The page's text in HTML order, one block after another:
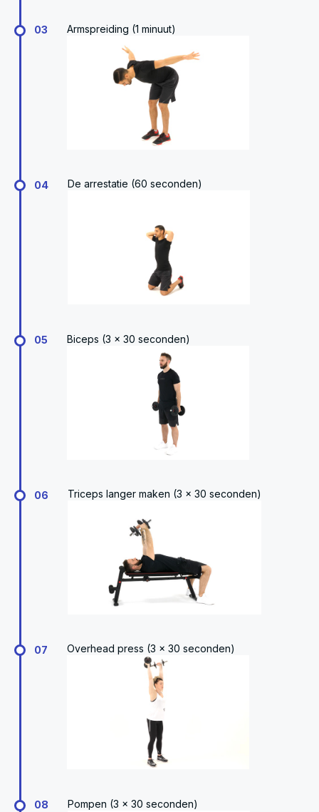
03 Armspreiding (1 minuut)
04 De arrestatie (60 seconden)
05 Biceps (3 x 30 seconden)
06 Triceps langer maken (3 x 30 seconden)
07 Overhead press (3 x 30 seconden)
08 Pompen (3 x 30 seconden)